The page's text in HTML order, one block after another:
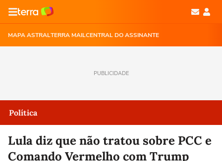
MAPA ASTRALTERRA MAILCENTRAL DO ASSINANTE
PUBLICIDADE
Política
Lula diz que não tratou sobre PCC e
Comando Vermelho com Trump